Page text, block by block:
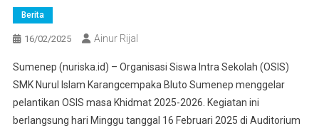
Berita
16/02/2025 Ainur Rijal
Sumenep (nuriska.id) – Organisasi Siswa Intra Sekolah (OSIS)
SMK Nurul Islam Karangcempaka Bluto Sumenep menggelar
pelantikan OSIS masa Khidmat 2025-2026. Kegiatan ini
berlangsung hari Minggu tanggal 16 Februari 2025 di Auditorium